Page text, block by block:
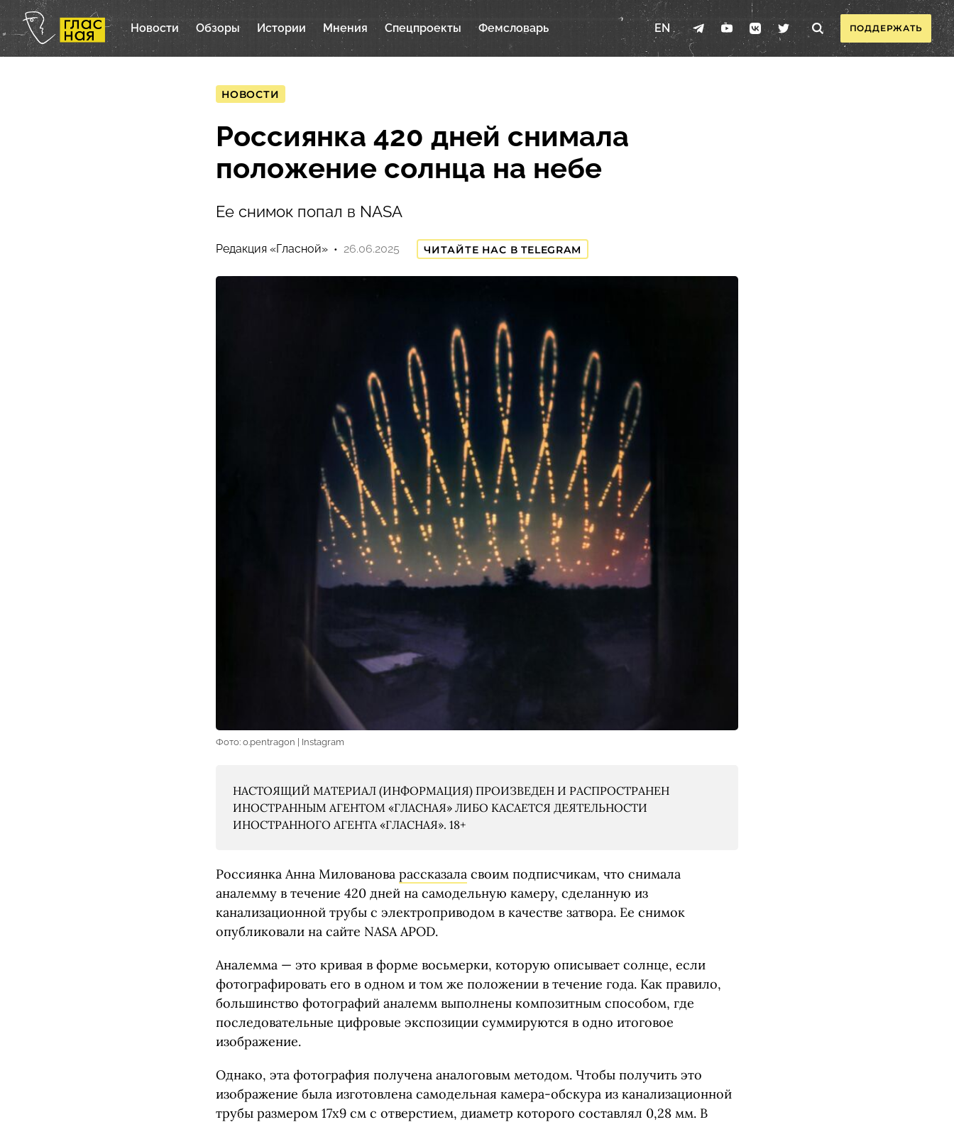
Новости Обзоры Истории Мнения Спецпроекты Фемсловарь EN ПОДДЕРЖАТЬ
НОВОСТИ
Россиянка 420 дней снимала
положение солнца на небе
Ее снимок попал в NASA
Редакция «Гласной» 26.06.2025 ЧИТАЙТЕ НАС В TELEGRAM
Фото: o.pentragon | Instagram
НАСТОЯЩИЙ МАТЕРИАЛ (ИНФОРМАЦИЯ) ПРОИЗВЕДЕН И РАСПРОСТРАНЕН
ИНОСТРАННЫМ АГЕНТОМ «ГЛАСНАЯ» ЛИБО КАСАЕТСЯ ДЕЯТЕЛЬНОСТИ
ИНОСТРАННОГО АГЕНТА «ГЛАСНАЯ». 18+
Россиянка Анна Милованова рассказала своим подписчикам, что снимала
аналемму в течение 420 дней на самодельную камеру, сделанную из
канализационной трубы с электроприводом в качестве затвора. Ее снимок
опубликовали на сайте NASA APOD.
Аналемма — это кривая в форме восьмерки, которую описывает солнце, если
фотографировать его в одном и том же положении в течение года. Как правило,
большинство фотографий аналемм выполнены композитным способом, где
последовательные цифровые экспозиции суммируются в одно итоговое
изображение.
Однако, эта фотография получена аналоговым методом. Чтобы получить это
изображение была изготовлена самодельная камера-обскура из канализационной
трубы размером 17х9 см с отверстием, диаметр которого составлял 0,28 мм. В